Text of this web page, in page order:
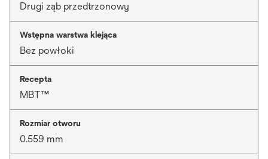
Drugi ząb przedtrzonowy
Wstępna warstwa klejąca
Bez powłoki
Recepta
MBT™
Rozmiar otworu
0.559 mm